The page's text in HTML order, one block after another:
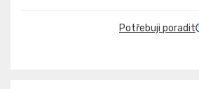
Potřebuji poradit